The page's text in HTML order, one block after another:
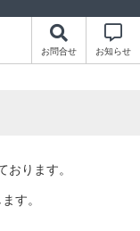
お問合せ お知らせ
おります。
す。